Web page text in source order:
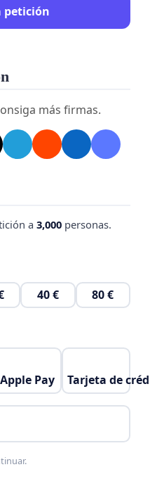
petición
más firmas.
a 3,000 personas.
40 € 80 €
Apple Pay Tarjeta de